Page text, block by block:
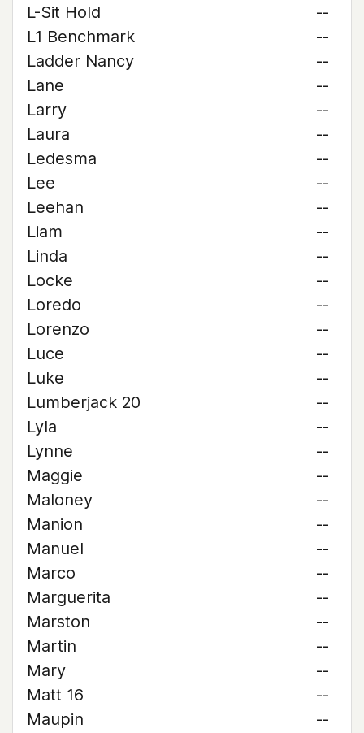
L-Sit Hold
--
L1 Benchmark
--
Ladder Nancy
--
Lane
--
Larry
--
Laura
--
Ledesma
--
Lee
--
Leehan
--
Liam
--
Linda
--
Locke
--
Loredo
--
Lorenzo
--
Luce
--
Luke
--
Lumberjack 20
--
Lyla
--
Lynne
--
Maggie
--
Maloney
--
Manion
--
Manuel
--
Marco
--
Marguerita
--
Marston
--
Martin
--
Mary
--
Matt 16
--
Maupin
--